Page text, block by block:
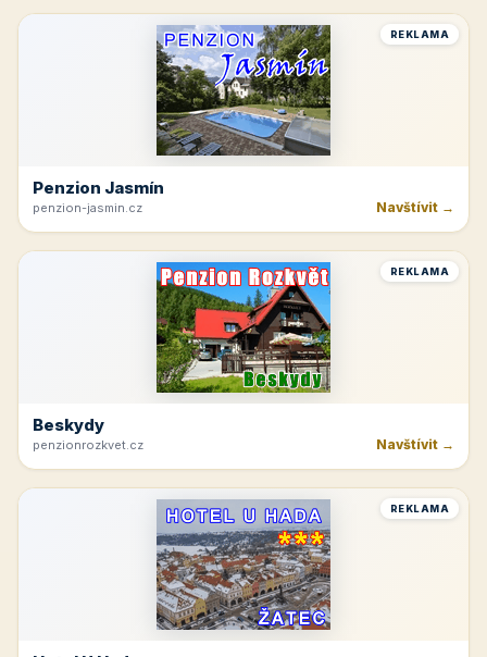
REKLAMA
Penzion Jasmín
penzion-jasmin.cz Navštívit →
REKLAMA
Beskydy
penzionrozkvet.cz Navštívit →
REKLAMA